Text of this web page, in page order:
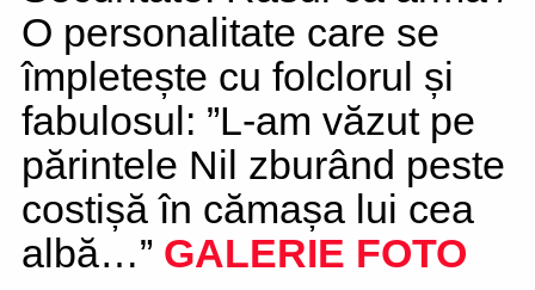
O personalitate care se
împletește cu folclorul și
fabulosul: ”L-am văzut pe
părintele Nil zburând peste
costișă în cămașa lui cea
albă…” GALERIE FOTO